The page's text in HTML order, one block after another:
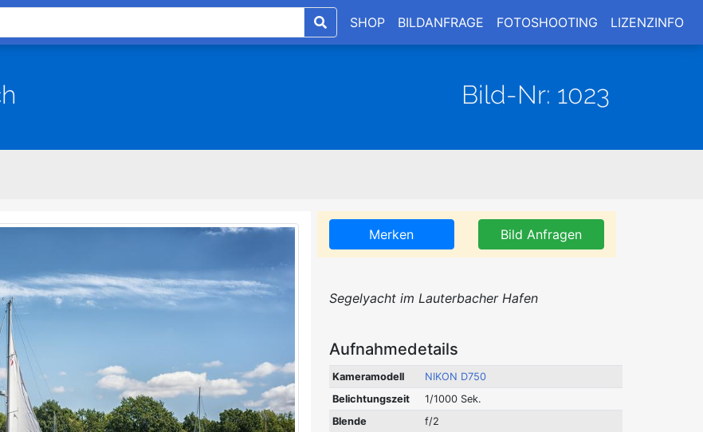
SHOP BILDANFRAGE FOTOSHOOTING LIZENZINFO
Bild-Nr: 1023
Merken Bild Anfragen
Segelyacht im Lauterbacher Hafen
Aufnahmedetails
Kameramodell
NIKON D750
Belichtungszeit
1/1000 Sek.
Blende
f/2